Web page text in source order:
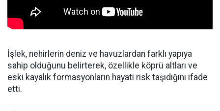
İşlek, nehirlerin deniz ve havuzlardan farklı yapıya
sahip olduğunu belirterek, özellikle köprü altları ve
eski kayalık formasyonların hayati risk taşıdığını ifade
etti.